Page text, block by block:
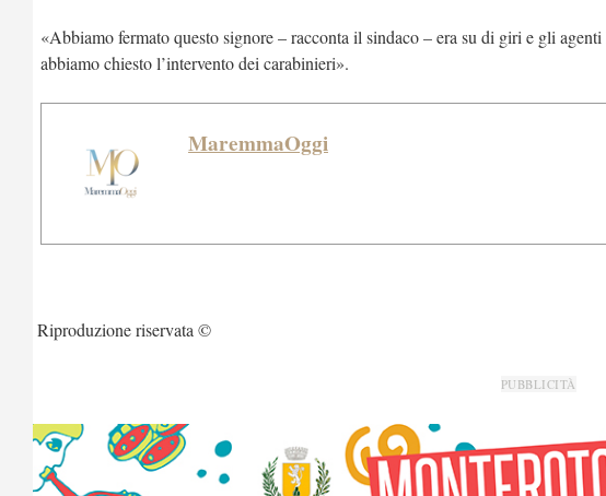
«Abbiamo fermato questo signore – racconta il sindaco – era su di giri e gli
abbiamo chiesto l’intervento dei carabinieri».
MaremmaOggi
Riproduzione riservata ©
PUBBLICITÀ